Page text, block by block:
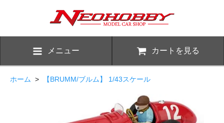
メニュー カートを見る
ホーム > 【BRUMM/ブルム】 1/43スケール